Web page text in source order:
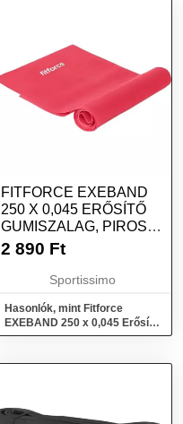
FITFORCE EXEBAND
250 X 0,045 ERŐSÍTŐ
GUMISZALAG, PIROS,
MÉRET
2 890 Ft
Sportissimo
Hasonlók, mint Fitforce
EXEBAND 250 x 0,045 Erősítő
gumiszalag, piros, méret